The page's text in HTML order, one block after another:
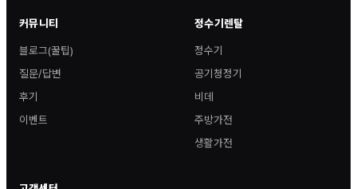
커뮤니티
블로그(꿀팁)
질문/답변
후기
이벤트
정수기렌탈
정수기
공기청정기
비데
주방가전
생활가전